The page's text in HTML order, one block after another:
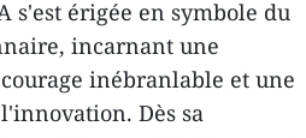
s'est érigée en symbole du
incarnant une
inébranlable et une
Dès sa